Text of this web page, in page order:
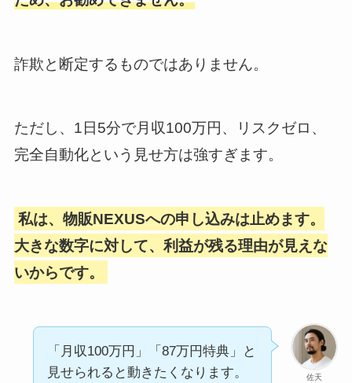
詐欺と断定するものではありません。
ただし、1日5分で月収100万円、リスクゼロ、
完全自動化という見せ方は強すぎます。
私は、物販NEXUSへの申し込みは止めます。
大きな数字に対して、利益が残る理由が見えな
いからです。
佐天
「月収100万円」「87万円特典」と
見せられると動きたくなります。